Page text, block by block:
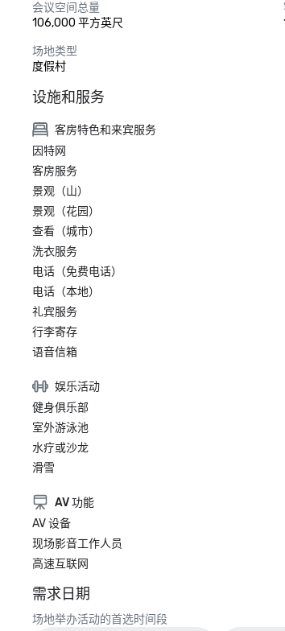
会议空间总量
106,000 平方英尺
场地类型
度假村
设施和服务
客房特色和来宾服务
因特网
客房服务
景观（山）
景观（花园）
查看（城市）
洗衣服务
电话（免费电话）
电话（本地）
礼宾服务
行李寄存
语音信箱
娱乐活动
健身俱乐部
室外游泳池
水疗或沙龙
滑雪
AV 功能
AV 设备
现场影音工作人员
高速互联网
需求日期
场地举办活动的首选时间段